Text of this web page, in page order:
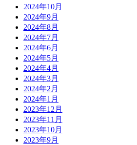
2024年10月
2024年9月
2024年8月
2024年7月
2024年6月
2024年5月
2024年4月
2024年3月
2024年2月
2024年1月
2023年12月
2023年11月
2023年10月
2023年9月